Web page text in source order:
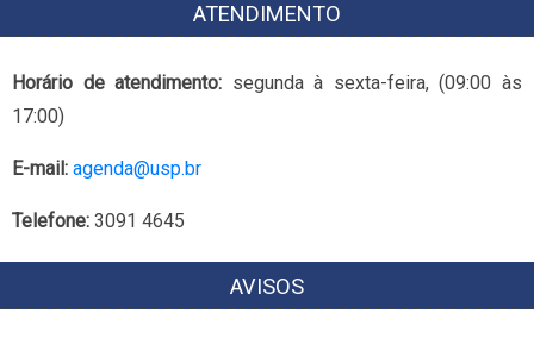
ATENDIMENTO
Horário de atendimento: segunda à sexta-feira, (09:00 às
17:00)
E-mail: agenda@usp.br
Telefone: 3091 4645
AVISOS